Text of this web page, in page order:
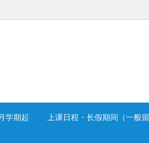
学期起 上课日程・长假期间（一般